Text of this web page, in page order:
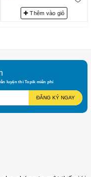
Thêm vào giỏ
luyện thi Topik miễn phí
ĐĂNG KÝ NGAY